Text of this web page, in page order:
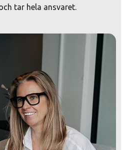
tar hela ansvaret.